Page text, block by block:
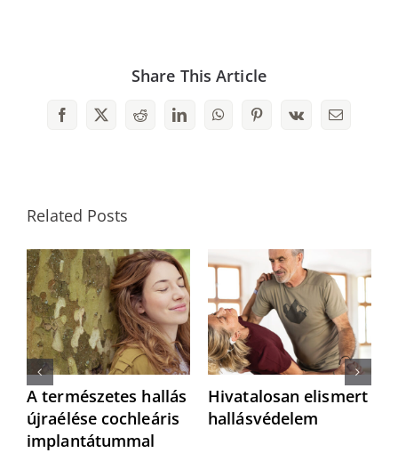
Share This Article
Facebook
X RedditLinkedInWhatsAppPinterest
Vk Email
Related Posts
A természetes hallás
újraélése cochleáris
implantátummal
Hivatalosan elismert
hallásvédelem